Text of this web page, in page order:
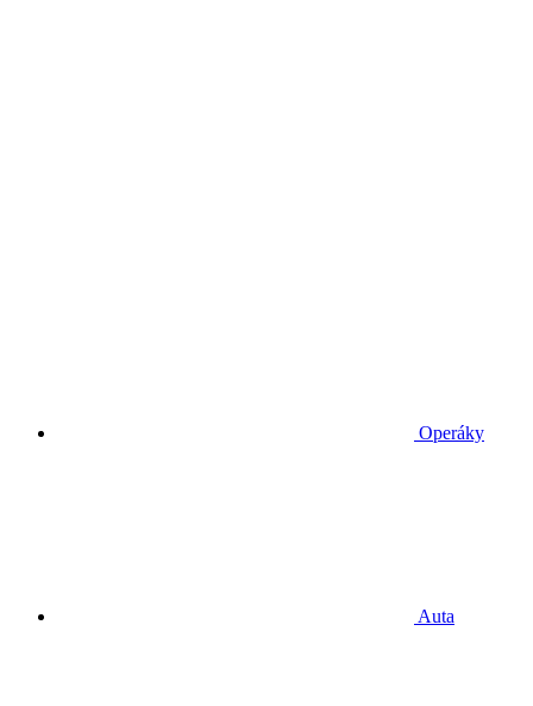
Operáky
Auta